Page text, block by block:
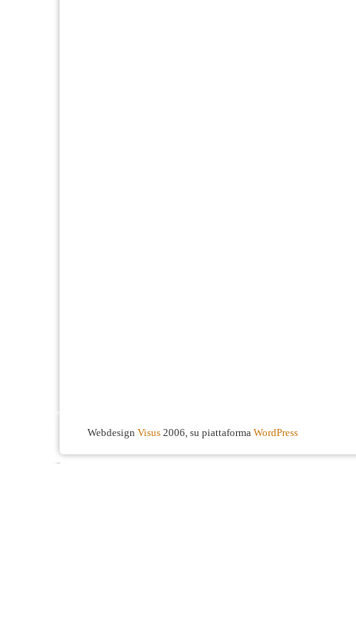
Webdesign Visus 2006, su piattaforma WordPress